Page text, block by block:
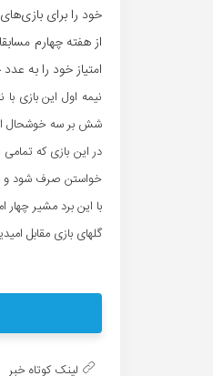
خود را برای بازی‌های
از هفته چهارم
امتیاز خود را به
نیمه اول این بازی
شش بر سه خوشحال
در این بازی که
خواستن صرف شود و
با این برد مشیر
گلهای بازی مقابل
لینک کوتاه خبر